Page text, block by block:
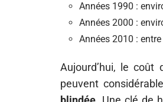
Années 1990 :
Années 2000 :
Années 2010 :
Aujourd’hui, le coût
peuvent